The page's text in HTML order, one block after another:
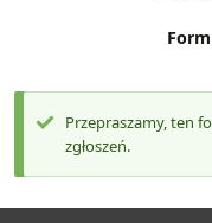
Przepraszamy, ten
zgłoszeń.